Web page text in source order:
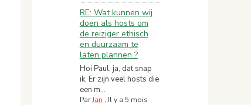
RE: Wat kunnen wij
doen als hosts om
de reiziger ethisch
en duurzaam te
laten plannen ?
Hoi Paul, ja, dat snap
ik. Er zijn veel hosts die
een m...
ParJan , Il y a 5 mois